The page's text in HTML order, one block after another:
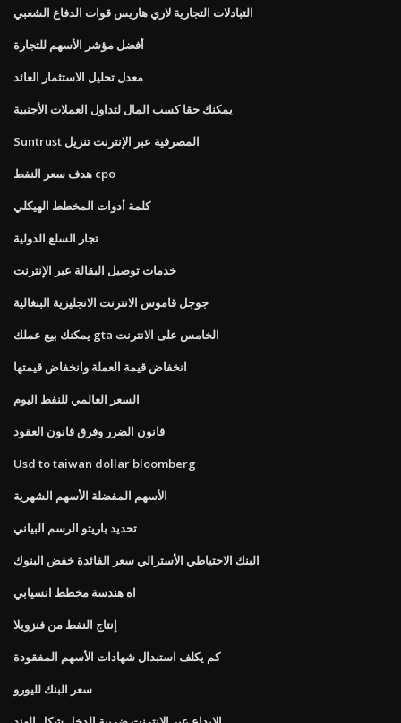
التبادلات التجارية لاري هاريس قوات الدفاع الشعبي
أفضل مؤشر الأسهم للتجارة
معدل تحليل الاستثمار العائد
يمكنك حقا كسب المال لتداول العملات الأجنبية
Suntrust المصرفية عبر الإنترنت تنزيل
هدف سعر النفط cpo
كلمة أدوات المخطط الهيكلي
تجار السلع الدولية
خدمات توصيل البقالة عبر الإنترنت
جوجل قاموس الانترنت الانجليزية البنغالية
يمكنك بيع عملك gta الخامس على الانترنت
انخفاض قيمة العملة وانخفاض قيمتها
السعر العالمي للنفط اليوم
قانون الضرر وفرق قانون العقود
Usd to taiwan dollar bloomberg
الأسهم المفضلة الأسهم الشهرية
تحديد باريتو الرسم البياني
البنك الاحتياطي الأسترالي سعر الفائدة خفض البنوك
اه هندسة مخطط انسيابي
إنتاج النفط من فنزويلا
كم يكلف استبدال شهادات الأسهم المفقودة
سعر البنك لليورو